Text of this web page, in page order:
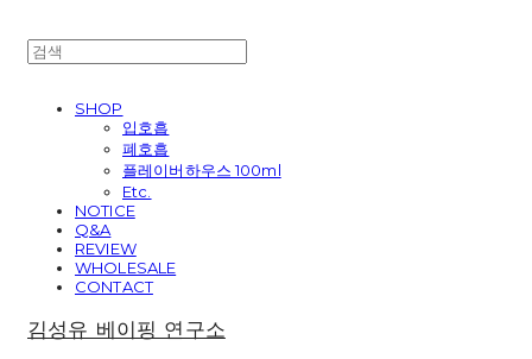
SHOP
입호흡
폐호흡
플레이버하우스 100ml
Etc.
NOTICE
Q&A
REVIEW
WHOLESALE
CONTACT
김성유 베이핑 연구소